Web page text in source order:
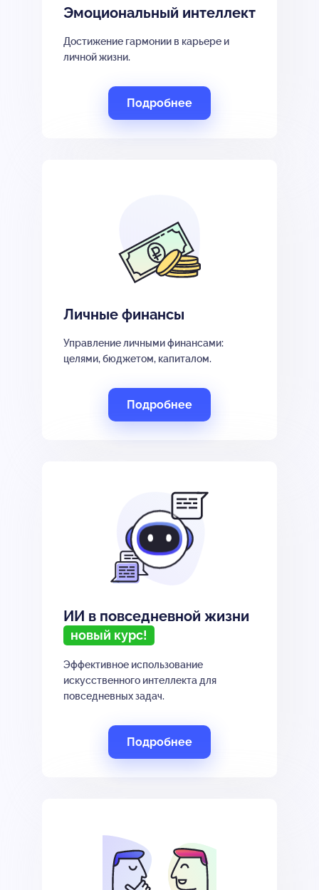
Эмоциональный интеллект
Достижение гармонии в карьере и
личной жизни.
Подробнее
Личные финансы
Управление личными финансами:
целями, бюджетом, капиталом.
Подробнее
ИИ в повседневной жизни
новый курс!
Эффективное использование
искусственного интеллекта для
повседневных задач.
Подробнее